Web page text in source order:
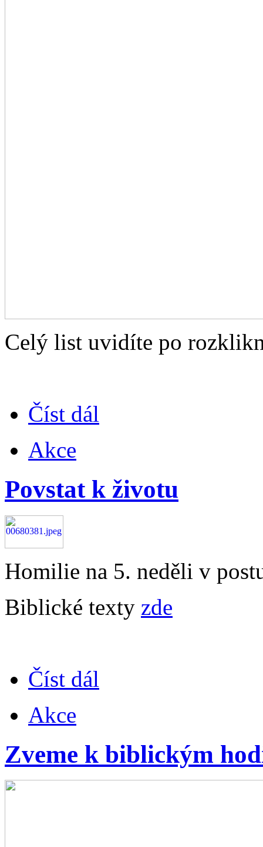
Celý list uvidíte po
Číst dál
Akce
Povstat k životu
Homilie na 5. neděli v
Biblické texty zde
Číst dál
Akce
Zveme k biblickým